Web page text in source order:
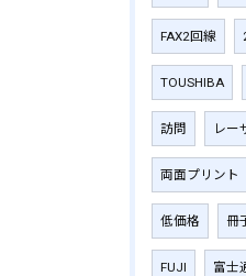
FAX2回線
TOUSHIBA
訪問 レー
両面プリント
低価格 冊
FUJI 富士